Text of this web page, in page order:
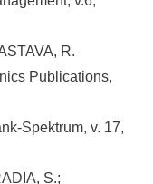
R.
Publications,
Spektrum, v. 17,
S.;